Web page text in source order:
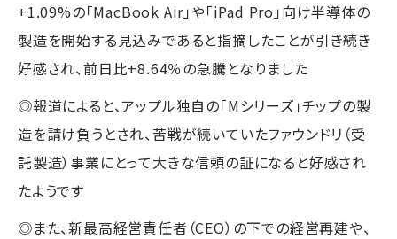
+1.09%の「MacBook Air」や「iPad Pro」向け半導体の
製造を開始する見込みであると指摘したことが引き続き
好感され、前日比+8.64％の急騰となりました
◎報道によると、アップル独自の「Mシリーズ」チップの製
造を請け負うとされ、苦戦が続いていたファウンドリ（受
託製造）事業にとって大きな信頼の証になると好感され
たようです
◎また、新最高経営責任者（CEO）の下での経営再建や、